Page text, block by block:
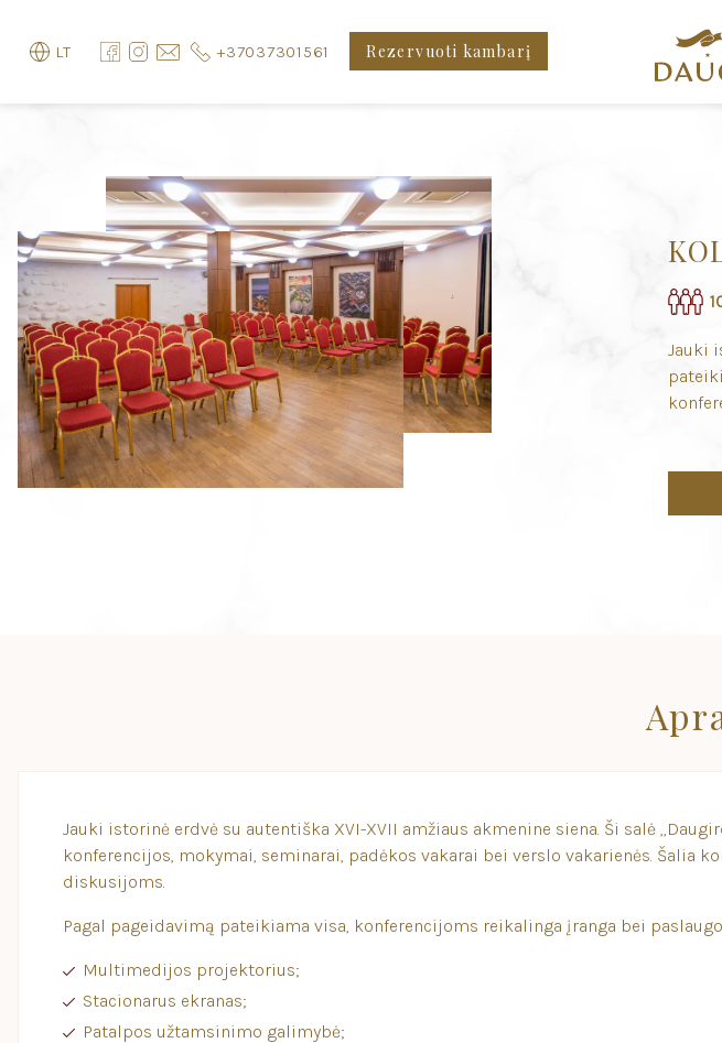
LT +37037301561 Rezervuoti kambarį
Jauki
Jauki istorinė erdvė su autentiška XVI-XVII amžiaus akmenine siena. Ši salė
konferencijos, mokymai, seminarai, padėkos vakarai bei verslo vakarienės.
diskusijoms.
Pagal pageidavimą pateikiama visa, konferencijoms reikalinga įranga bei
Multimedijos projektorius;
Stacionarus ekranas;
Patalpos užtamsinimo galimybė;